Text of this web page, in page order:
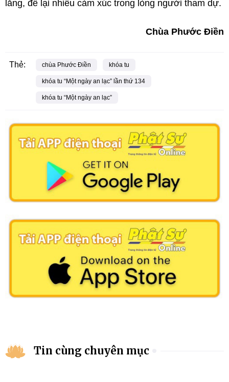
lắng, để lại nhiều cảm xúc trong lòng người tham dự.
Chùa Phước Điền
Thẻ: chùa Phước Điền khóa tu
khóa tu “Một ngày an lạc” lần thứ 134
khóa tu “Một ngày an lạc”
Tin cùng chuyên mục